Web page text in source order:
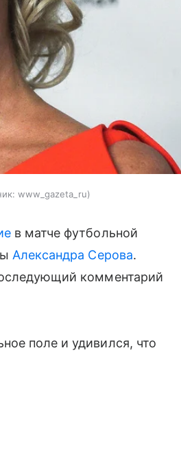
www_gazeta_ru
в матче футбольной
Александра Серова.
комментарий
поле и удивился, что